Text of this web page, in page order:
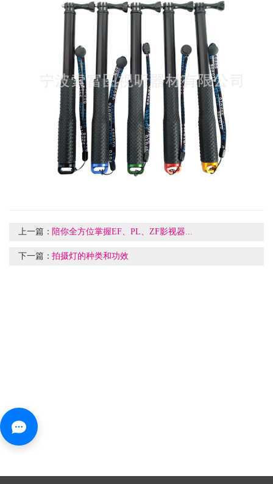
上一篇： 陪你全方位掌握EF、PL、ZF影视器...
下一篇：拍摄灯的种类和功效